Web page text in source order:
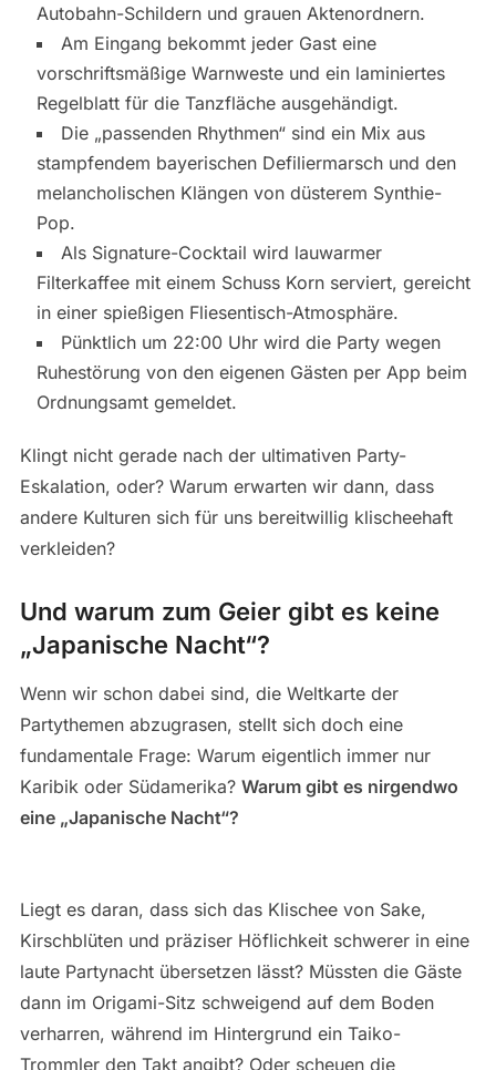
Autobahn-Schildern und grauen Aktenordnern.
Am Eingang bekommt jeder Gast eine
vorschriftsmäßige Warnweste und ein laminiertes
Regelblatt für die Tanzfläche ausgehändigt.
Die „passenden Rhythmen“ sind ein Mix aus
stampfendem bayerischen Defiliermarsch und den
melancholischen Klängen von düsterem Synthie-
Pop.
Als Signature-Cocktail wird lauwarmer
Filterkaffee mit einem Schuss Korn serviert, gereicht
in einer spießigen Fliesentisch-Atmosphäre.
Pünktlich um 22:00 Uhr wird die Party wegen
Ruhestörung von den eigenen Gästen per App beim
Ordnungsamt gemeldet.
Klingt nicht gerade nach der ultimativen Party-
Eskalation, oder? Warum erwarten wir dann, dass
andere Kulturen sich für uns bereitwillig klischeehaft
verkleiden?
Und warum zum Geier gibt es keine
„Japanische Nacht“?
Wenn wir schon dabei sind, die Weltkarte der
Partythemen abzugrasen, stellt sich doch eine
fundamentale Frage: Warum eigentlich immer nur
Karibik oder Südamerika? Warum gibt es nirgendwo
eine „Japanische Nacht“?
Liegt es daran, dass sich das Klischee von Sake,
Kirschblüten und präziser Höflichkeit schwerer in eine
laute Partynacht übersetzen lässt? Müssten die Gäste
dann im Origami-Sitz schweigend auf dem Boden
verharren, während im Hintergrund ein Taiko-
Trommler den Takt angibt? Oder scheuen die